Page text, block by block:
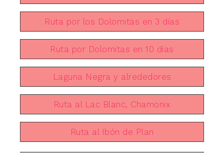
Ruta por los Dolomitas en 3 días
Ruta por Dolomitas en 10 días
Laguna Negra y alrededores
Ruta al Lac Blanc, Chamonix
Ruta al Ibón de Plan